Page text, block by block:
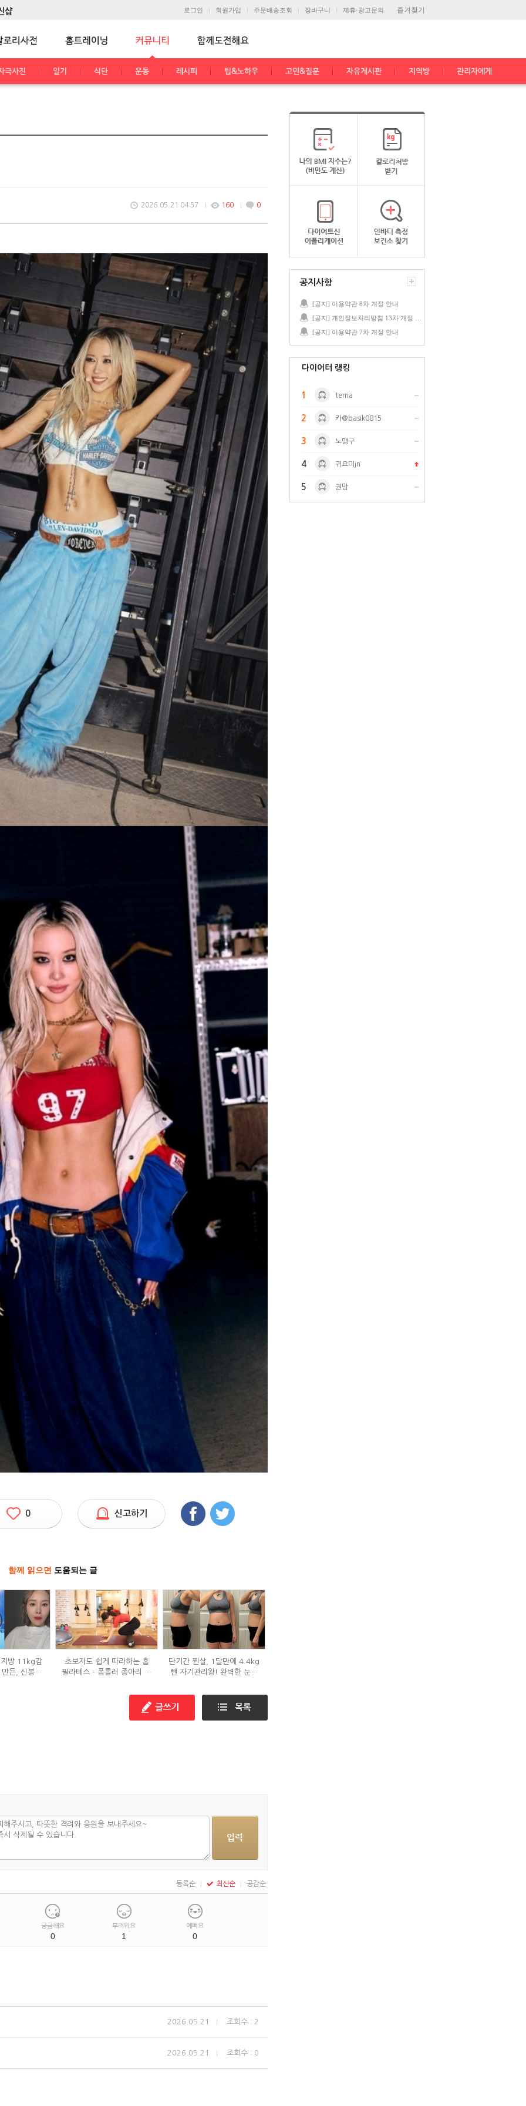
즐겨찾기
로그인 회원가입 주문배송조회 장바구니 제휴·광고문의
극사진 일기 식단 운동 레시피 팁&노하우 고민&질문 자유게시판 지역방 관리자에게
2026.05.21 04:57 160 0
0 신고하기
함께 읽으면 도움되는 글
방 11kg감
든, 신봉선
초보자도 쉽게 따라하는 홈
필라테스 - 폼롤러 종아리 알
단기간 찐살, 1달만에 4.4kg
뺀 자기관리왕! 완벽한 눈바
등록순 최신순 공감순
궁금해요
0
부러워요
1
예뻐요
0
2026.05.21 조회수 : 2
2026.05.21 조회수 : 0
공지사항
[공지] 이용약관 8차 개정 안내
[공지] 이용약관 7차 개정 안내
다이어터 랭킹
1 terria
2 카@basik0815
3 노맹구
4 귀요미jn
5 권맘